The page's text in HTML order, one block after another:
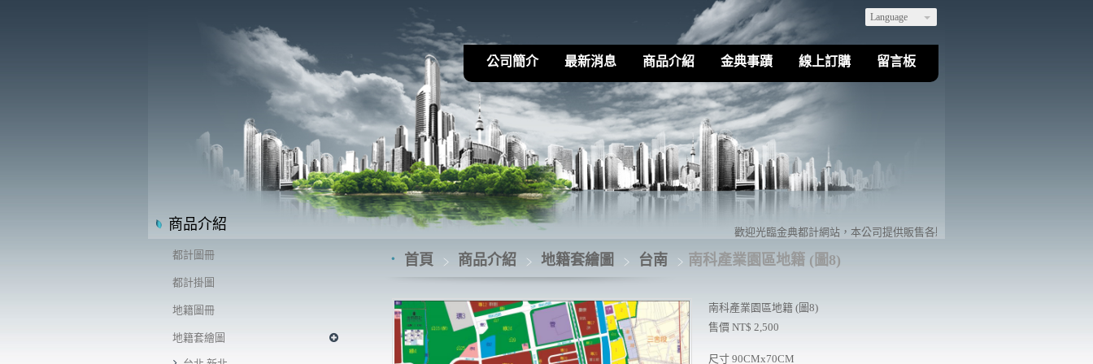
Language
公司簡介 最新消息 商品介紹 金典事蹟 線上訂購 留言板
商品介紹
都計圖冊
都計掛圖
地籍圖冊
地籍套繪圖
歡迎光臨金典都計網站，本公司提供販售各縣市都市計劃地籍相關套繪圖，
首頁 商品介紹 地籍套繪圖 台南 南科產業園區地籍 (圖8)
南科產業園區地籍 (圖8)
售價 NT$ 2,500
尺寸 90CMx70CM